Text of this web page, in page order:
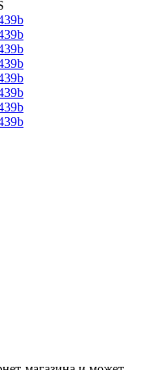
магазина и может